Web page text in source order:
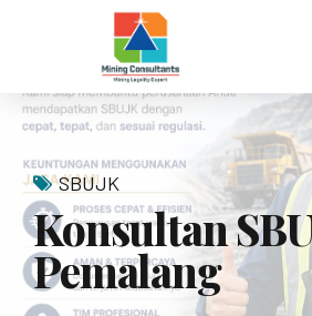
SBUJK
Konsultan
Pemalang